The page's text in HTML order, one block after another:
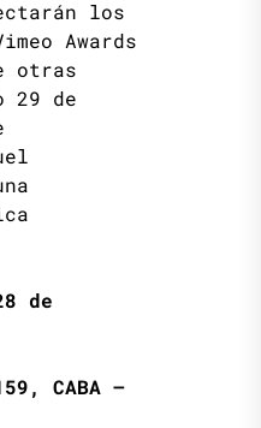
los
Awards
otras
29 de
de
CABA –